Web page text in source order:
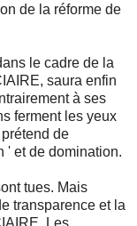
de la réforme de
le cadre de la
saura enfin
à ses
ferment les yeux
de
' et de domination.
tues. Mais
transparence et la
Les